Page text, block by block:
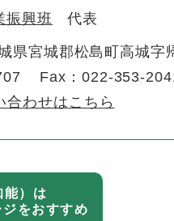
振興班 代表
県宮城郡松島町高城字
Fax：022-353-
合わせはこちら
）は
をおすすめ